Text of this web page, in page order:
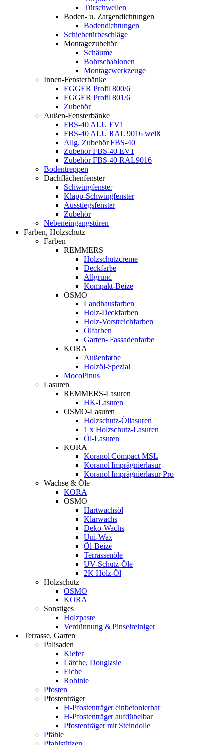
Türschwellen
Boden- u. Zargendichtungen
Bodendichtungen
Schiebetürbeschläge
Montagezubehör
Schäume
Bohrschablonen
Montagewerkzeuge
Innen-Fensterbänke
EGGER Profil 800/6
EGGER Profil 801/6
Zubehör
Außen-Fensterbänke
FBS-40 ALU EV1
FBS-40 ALU RAL 9016 weiß
Allg. Zubehör FBS-40
Zubehör FBS-40 EV1
Zubehör FBS-40 RAL9016
Bodentreppen
Dachflächenfenster
Schwingfenster
Klapp-Schwingfenster
Ausstiegsfenster
Zubehör
Nebeneingangstüren
Farben, Holzschutz
Farben
REMMERS
Holzschutzcreme
Deckfarbe
Allgrund
Kompakt-Beize
OSMO
Landhausfarben
Holz-Deckfarben
Holz-Vorstreichfarben
Ölfarben
Garten- Fassadenfarbe
KORA
Außenfarbe
Holzöl-Spezial
MocoPinus
Lasuren
REMMERS-Lasuren
HK-Lasuren
OSMO-Lasuren
Holzschutz-Öllasuren
1 x Holzschutz-Lasuren
Öl-Lasuren
KORA
Koranol Compact MSL
Koranol Imprägnierlasur
Koranol Imprägnierlasur Pro
Wachse & Öle
KORA
OSMO
Hartwachsöl
Klarwachs
Deko-Wachs
Uni-Wax
Öl-Beize
Terrassenöle
UV-Schutz-Öle
2K Holz-Öl
Holzschutz
OSMO
KORA
Sonstiges
Holzpaste
Verdünnung & Pinselreiniger
Terrasse, Garten
Palisaden
Kiefer
Lärche, Douglasie
Eiche
Robinie
Pfosten
Pfostenträger
H-Pfostenträger einbetonierbar
H-Pfostenträger aufdübelbar
Pfostenträger mit Steindolle
Pfähle
Pfahlstützen